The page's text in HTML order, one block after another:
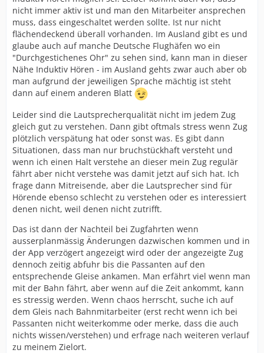
nicht immer aktiv ist und man den Mitarbeiter ansprechen
muss, dass eingeschaltet werden sollte. Ist nur nicht
flächendeckend überall vorhanden. Im Ausland gibt es und
glaube auch auf manche Deutsche Flughäfen wo ein
"Durchgestichenes Ohr" zu sehen sind, kann man in dieser
Nähe Induktiv Hören - im Ausland gehts zwar auch aber ob
man aufgrund der jeweiligen Sprache mächtig ist steht
dann auf einem anderen Blatt
Leider sind die Lautsprecherqualität nicht im jedem Zug
gleich gut zu verstehen. Dann gibt oftmals stress wenn Zug
plötzlich verspätung hat oder sonst was. Es gibt dann
Situationen, dass man nur bruchstückhaft versteht und
wenn ich einen Halt verstehe an dieser mein Zug regulär
fährt aber nicht verstehe was damit jetzt auf sich hat. Ich
frage dann Mitreisende, aber die Lautsprecher sind für
Hörende ebenso schlecht zu verstehen oder es interessiert
denen nicht, weil denen nicht zutrifft.
Das ist dann der Nachteil bei Zugfahrten wenn
ausserplanmässig Änderungen dazwischen kommen und in
der App verzögert angezeigt wird oder der angezeigte Zug
dennoch zeitig abfuhr bis die Passanten auf den
entsprechende Gleise ankamen. Man erfährt viel wenn man
mit der Bahn fährt, aber wenn auf die Zeit ankommt, kann
es stressig werden. Wenn chaos herrscht, suche ich auf
dem Gleis nach Bahnmitarbeiter (erst recht wenn ich bei
Passanten nicht weiterkomme oder merke, dass die auch
nichts wissen/verstehen) und erfrage nach weiteren verlauf
zu meinem Zielort.